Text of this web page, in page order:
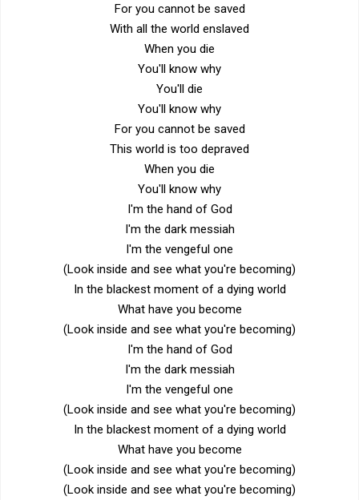
For you cannot be saved
With all the world enslaved
When you die
You'll know why
You'll die
You'll know why
For you cannot be saved
This world is too depraved
When you die
You'll know why
I'm the hand of God
I'm the dark messiah
I'm the vengeful one
(Look inside and see what you're becoming)
In the blackest moment of a dying world
What have you become
(Look inside and see what you're becoming)
I'm the hand of God
I'm the dark messiah
I'm the vengeful one
(Look inside and see what you're becoming)
In the blackest moment of a dying world
What have you become
(Look inside and see what you're becoming)
(Look inside and see what you're becoming)